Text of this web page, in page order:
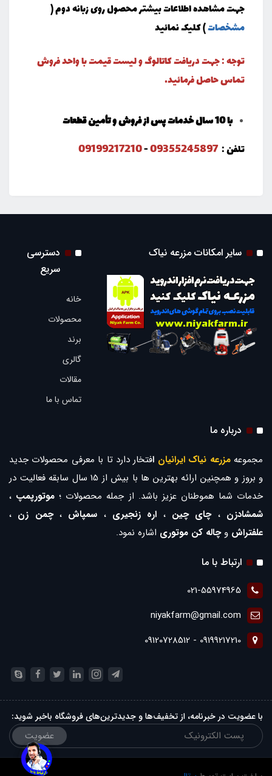
جهت مشاهده اطلاعات بیشتر محصول روی زبانه دوم (
مشخصات) کلیک نمائید
توجه : جهت دریافت کاتالوگ و لیست قیمت با واحد فروش
تماس حاصل فرمائید.
با 10 سال خدمات پس از فروش و تأمین قطعات
تلفن : 09355245897
-
09199217210
سایر امکانات مزرعه نیاک
دسترسی
سریع
خانه
محصولات
برند
گالری
مقالات
تماس با ما
درباره ما
مجموعهمزرعه نیاک ایرانیان افتخار دارد تا با معرفی محصولات جدید
و بروز و همچنین ارائه بهترین ها با بیش از 15 سال سابقه فعالیت در
خدمات شما هموطنان عزیز باشد. از جمله محصولات ؛ موتورپمپ ،
شمشادزن ،چای چین ، اره زنجیری ، سمپاش ،چمن زن ،
علفتراش وچاله کن موتوری اشاره نمود.
ارتباط با ما
021-55974965
niyakfarm@gmail.com
09199217210 - 09120728512
با عضویت در خبرنامه، از تخفیف‌ها و جدیدترین‌های فروشگاه باخبر شوید:
عضویت